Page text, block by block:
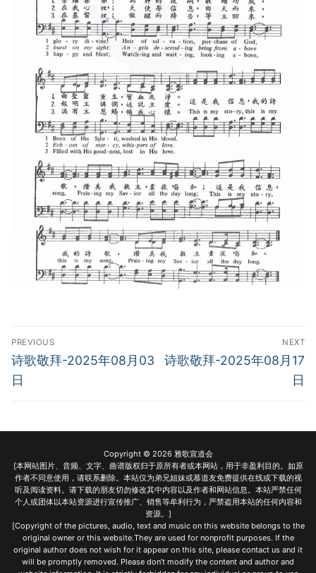
Post
navigation
PREVIOUS
Previous
post:
诗歌敬拜-2025年08月03
日
NEXT
Next
诗歌敬拜-2025年08月17
日
Copyright © 2026 雅歌宣道会
[本网站图片、音频、文字、曲谱版权归于原所有者或本网站，用于非盈利目的。如原
作者不同意使用，请联系删除。本站仅为弟兄姐妹或慕道友免费提供在线或下载的视
听及阅读资料。请下载的朋友切勿修改其中内容以及作者和网站信息。本站严禁任何
个人或团体以本站资源进行宣传推广、销售等牟利行为，严禁盗用本站的任何内容和
资源。]
[Copyright of the pictures, audio, text and music on this website belongs to the
original owner or this website.They are used for nonprofit purposes. If the
original author does not wish for it appear on this site, please contact us and it
will be promptly removed. Please don’t modify the content and author and